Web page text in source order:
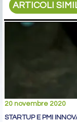
ARTICOLI
20 novembre 2020
STARTUP E PMI